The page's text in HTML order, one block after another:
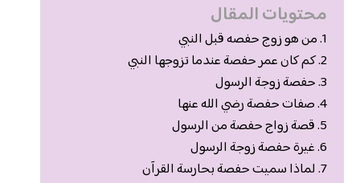
محتويات المقال
من هو زوج حفصه قبل النبي
كم كان عمر حفصة عندما تزوجها النبي
حفصة زوجة الرسول
صفات حفصة رضي الله عنها
قصة زواج حفصة من الرسول
غيرة حفصة زوجة الرسول
لماذا سميت حفصة بحارسة القرآن